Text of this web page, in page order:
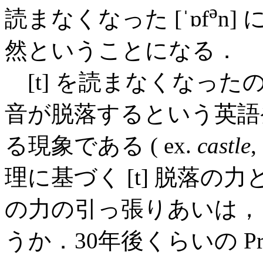
読まなくなった [ˈɒfən]
然ということになる．
[t] を読まなくなった
音が脱落するという英
る現象である ( ex. castle,
理に基づく [t] 脱落の力
の力の引っ張りあいは
うか．30年後くらいの